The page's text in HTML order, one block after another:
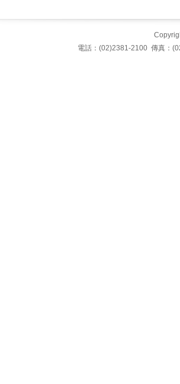
電話：(02)2381-2100 傳真：